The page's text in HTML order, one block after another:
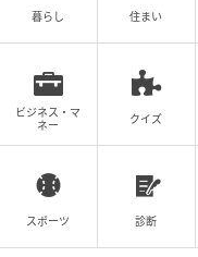
暮らし 住まい
ビジネス・マ
ネー
クイズ
スポーツ 診断